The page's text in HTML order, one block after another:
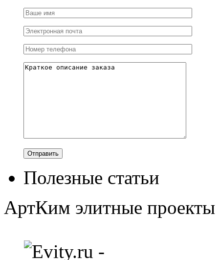
Полезные статьи
АртКим элитные